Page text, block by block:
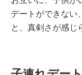
デートができない
と、真剣さが感じ